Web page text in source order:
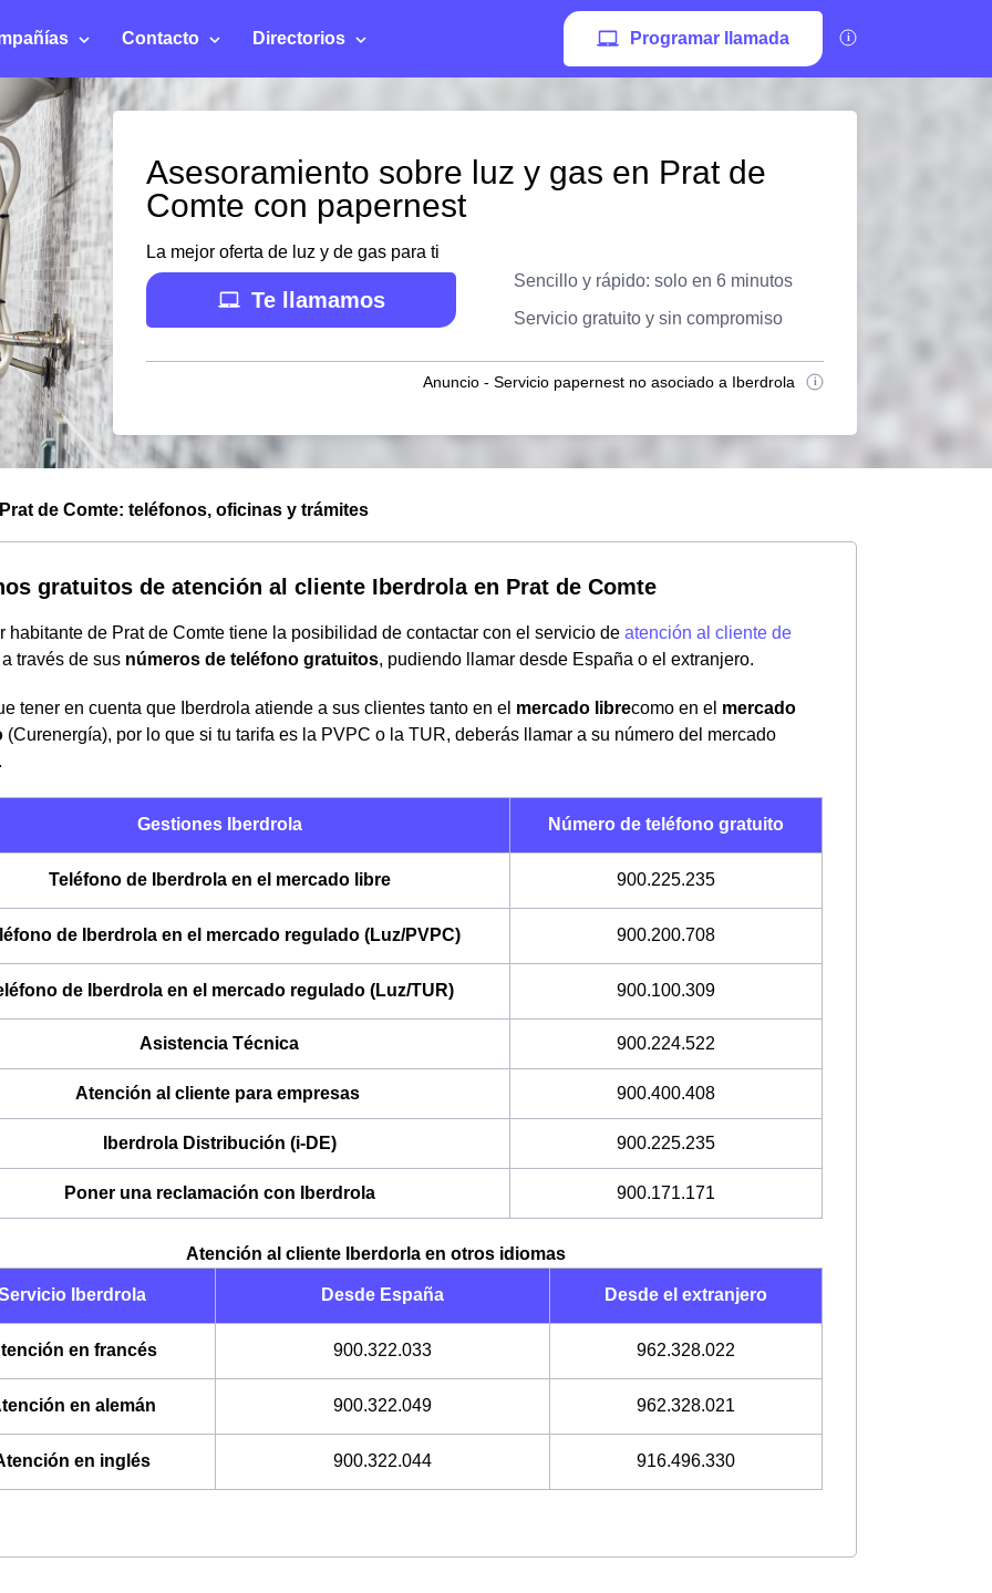
Contacto Directorios Programar llamada
Asesoramiento sobre luz y gas en Prat de
Comte con papernest
La mejor oferta de luz y de gas para ti
Te llamamos
Sencillo y rápido: solo en 6 minutos
Servicio gratuito y sin compromiso
Anuncio - Servicio papernest no asociado a Iberdrola
de Comte: teléfonos, oficinas y trámites
gratuitos de atención al cliente Iberdrola en Prat de Comte
habitante de Prat de Comte tiene la posibilidad de contactar con el servicio de atención al cliente de
través de sus números de teléfono gratuitos, pudiendo llamar desde España o el extranjero.
tener en cuenta que Iberdrola atiende a sus clientes tanto en el mercado librecomo en el mercado
(Curenergía), por lo que si tu tarifa es la PVPC o la TUR, deberás llamar a su número del mercado
Gestiones Iberdrola Número de teléfono gratuito
Teléfono de Iberdrola en el mercado libre 900.225.235
de Iberdrola en el mercado regulado (Luz/PVPC) 900.200.708
de Iberdrola en el mercado regulado (Luz/TUR) 900.100.309
Asistencia Técnica 900.224.522
Atención al cliente para empresas 900.400.408
Iberdrola Distribución (i-DE) 900.225.235
Poner una reclamación con Iberdrola 900.171.171
Atención al cliente Iberdorla en otros idiomas
Iberdrola Desde España Desde el extranjero
en francés 900.322.033 962.328.022
en alemán 900.322.049 962.328.021
en inglés 900.322.044 916.496.330